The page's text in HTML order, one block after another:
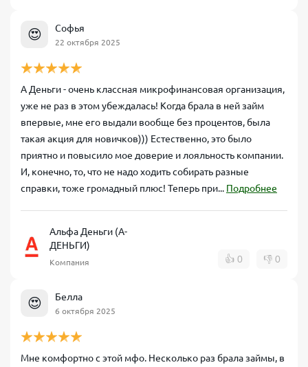
😍 Софья
22 октября 2025
А Деньги - очень классная микрофинансовая организация,
уже не раз в этом убеждалась! Когда брала в ней займ
впервые, мне его выдали вообще без процентов, была
такая акция для новичков))) Естественно, это было
приятно и повысило мое доверие и лояльность компании.
И, конечно, то, что не надо ходить собирать разные
справки, тоже громадный плюс! Теперь при... Подробнее
Альфа Деньги (А-
ДЕНЬГИ)
Компания 👍 0 👎 0
😍 Белла
6 октября 2025
Мне комфортно с этой мфо. Несколько раз брала займы, в